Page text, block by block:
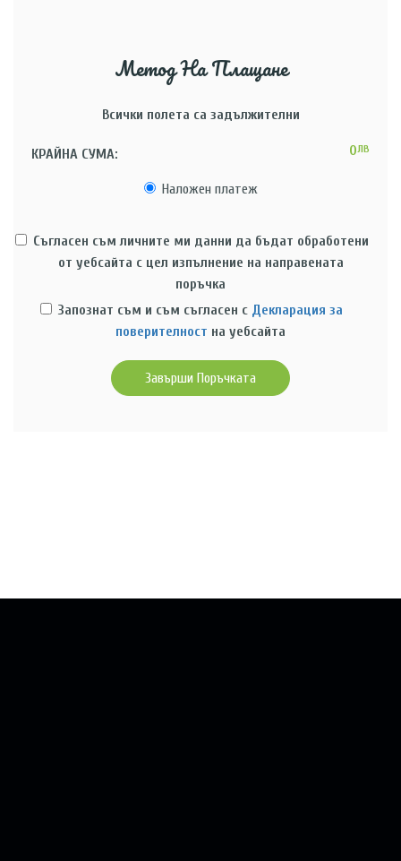
Метод На Плащане
Всички полета са задължителни
КРАЙНА СУМА: 0ЛВ
Наложен платеж
Съгласен съм личните ми данни да бъдат обработени
от уебсайта с цел изпълнение на направената
поръчка
Запознат съм и съм съгласен с Декларация за
поверителност на уебсайта
Завърши Поръчката